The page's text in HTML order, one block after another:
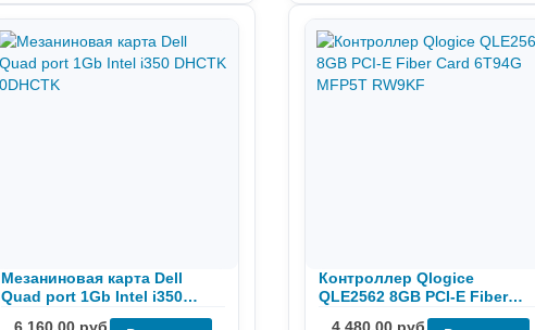
Мезаниновая карта Dell
Quad port 1Gb Intel i350
DHCTK 0DHCTK
Контроллер Qlogice
QLE2562 8GB PCI-E Fiber
Card 6T94G MFP5T RW9KF